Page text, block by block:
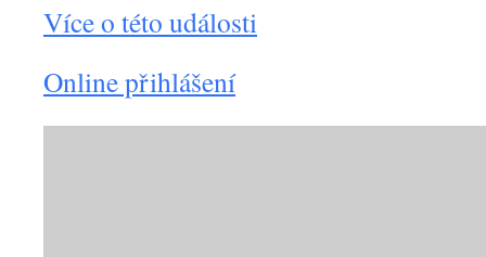
Více o této události
Online přihlášení